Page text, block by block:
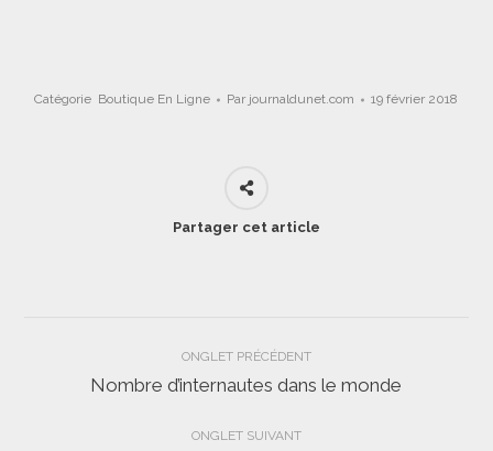
Catégorie Boutique En Ligne Par journaldunet.com 19 février 2018
Partager cet article
Navigation
commentaire
ONGLET PRÉCÉDENT
Onglet
Nombre d’internautes dans le monde
ONGLET SUIVANT